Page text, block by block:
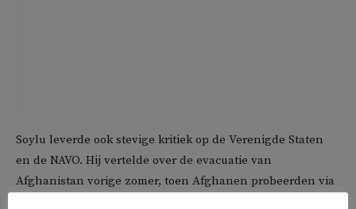
Soylu leverde ook stevige kritiek op de Verenigde Staten
en de NAVO. Hij vertelde over de evacuatie van
Afghanistan vorige zomer, toen Afghanen probeerden via